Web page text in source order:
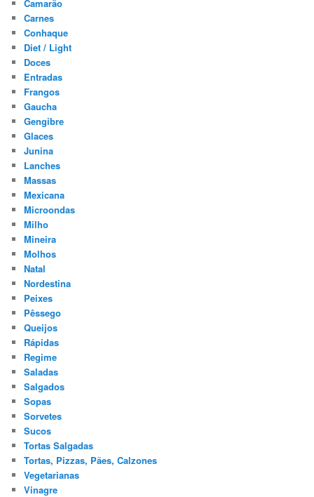
Camarão
Carnes
Conhaque
Diet / Light
Doces
Entradas
Frangos
Gaucha
Gengibre
Glaces
Junina
Lanches
Massas
Mexicana
Microondas
Milho
Mineira
Molhos
Natal
Nordestina
Peixes
Pêssego
Queijos
Rápidas
Regime
Saladas
Salgados
Sopas
Sorvetes
Sucos
Tortas Salgadas
Tortas, Pizzas, Pães, Calzones
Vegetarianas
Vinagre